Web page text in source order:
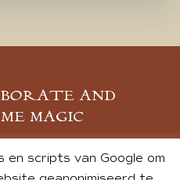
AND
MAGIC
AAN
scripts van Google om